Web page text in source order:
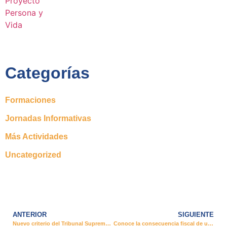
Categorías
Formaciones
Jornadas Informativas
Más Actividades
Uncategorized
ANTERIOR
Nuevo criterio del Tribunal Supremo ante la desheredación a un hijo/a
SIGUIENTE
Conoce la consecuencia fiscal de una donación para el donante